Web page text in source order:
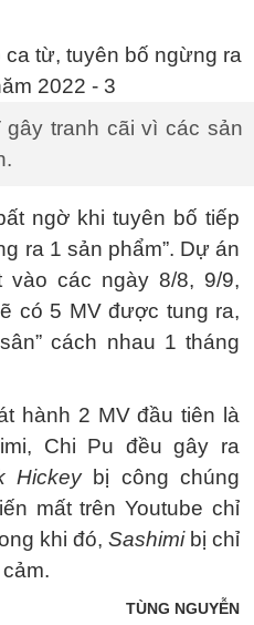
tranh cãi vì các sản
ngờ khi tuyên bố tiếp
ra 1 sản phẩm”. Dự án
các ngày 8/8, 9/9,
có 5 MV được tung ra,
cách nhau 1 tháng
hành 2 MV đầu tiên là
Chi Pu đều gây ra
Hickeybị công chúng
mất trên Youtube chỉ
khi đó, Sashimibị chỉ
TÙNG NGUYỄN